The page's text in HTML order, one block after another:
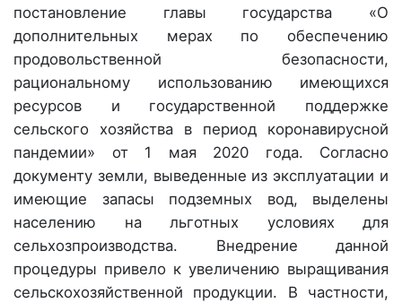
постановление главы государства «О
дополнительных мерах по обеспечению
продовольственной без­опасности,
рациональному использованию имеющихся
ресурсов и государственной поддержке
сельского хозяйства в период коронавирусной
пандемии» от 1 мая 2020 года. Согласно
документу земли, выведенные из эксплуатации и
имеющие запасы подземных вод, выделены
населению на льготных условиях для
сельхозпроизводства. Внедрение данной
процедуры привело к увеличению выращивания
сельскохозяйственной продукции. В частности,